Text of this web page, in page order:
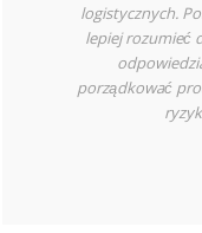
logistycznych.
lepiej rozumieć
porządkować